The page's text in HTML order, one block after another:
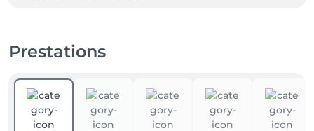
✨ laserontharing
Wij werken resultaatgericht, hygiënisch en met veel
aandacht voor detail.
Elke klant krijgt persoonlijk advies afgestemd op
huid, gezicht en wensen.
Prestations